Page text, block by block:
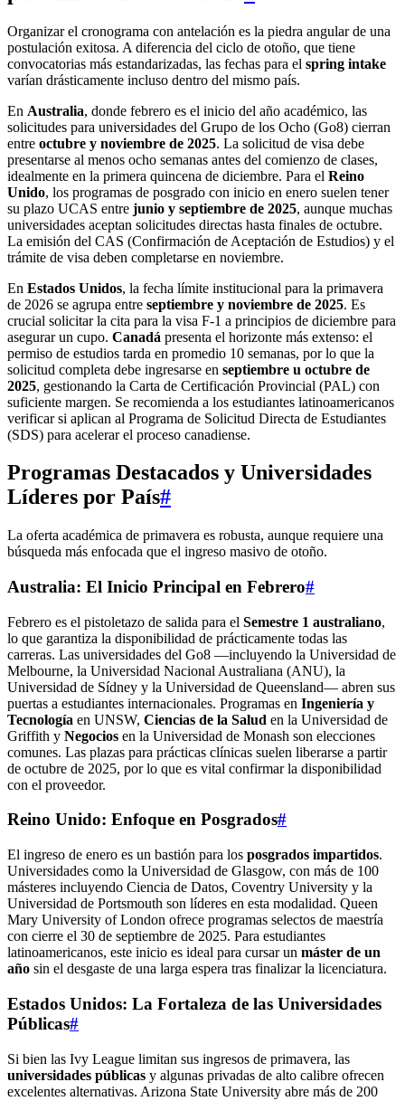
Organizar el cronograma con antelación es la piedra angular de una
postulación exitosa. A diferencia del ciclo de otoño, que tiene
convocatorias más estandarizadas, las fechas para el spring intake
varían drásticamente incluso dentro del mismo país.
En Australia, donde febrero es el inicio del año académico, las
solicitudes para universidades del Grupo de los Ocho (Go8) cierran
entre octubre y noviembre de 2025. La solicitud de visa debe
presentarse al menos ocho semanas antes del comienzo de clases,
idealmente en la primera quincena de diciembre. Para el Reino
Unido, los programas de posgrado con inicio en enero suelen tener
su plazo UCAS entre junio y septiembre de 2025, aunque muchas
universidades aceptan solicitudes directas hasta finales de octubre.
La emisión del CAS (Confirmación de Aceptación de Estudios) y el
trámite de visa deben completarse en noviembre.
En Estados Unidos, la fecha límite institucional para la primavera
de 2026 se agrupa entre septiembre y noviembre de 2025. Es
crucial solicitar la cita para la visa F-1 a principios de diciembre para
asegurar un cupo. Canadá presenta el horizonte más extenso: el
permiso de estudios tarda en promedio 10 semanas, por lo que la
solicitud completa debe ingresarse en septiembre u octubre de
2025, gestionando la Carta de Certificación Provincial (PAL) con
suficiente margen. Se recomienda a los estudiantes latinoamericanos
verificar si aplican al Programa de Solicitud Directa de Estudiantes
(SDS) para acelerar el proceso canadiense.
Programas Destacados y Universidades
Líderes por País#
La oferta académica de primavera es robusta, aunque requiere una
búsqueda más enfocada que el ingreso masivo de otoño.
Australia: El Inicio Principal en Febrero#
Febrero es el pistoletazo de salida para el Semestre 1 australiano,
lo que garantiza la disponibilidad de prácticamente todas las
carreras. Las universidades del Go8 —incluyendo la Universidad de
Melbourne, la Universidad Nacional Australiana (ANU), la
Universidad de Sídney y la Universidad de Queensland— abren sus
puertas a estudiantes internacionales. Programas en Ingeniería y
Tecnología en UNSW, Ciencias de la Salud en la Universidad de
Griffith y Negocios en la Universidad de Monash son elecciones
comunes. Las plazas para prácticas clínicas suelen liberarse a partir
de octubre de 2025, por lo que es vital confirmar la disponibilidad
con el proveedor.
Reino Unido: Enfoque en Posgrados#
El ingreso de enero es un bastión para los posgrados impartidos.
Universidades como la Universidad de Glasgow, con más de 100
másteres incluyendo Ciencia de Datos, Coventry University y la
Universidad de Portsmouth son líderes en esta modalidad. Queen
Mary University of London ofrece programas selectos de maestría
con cierre el 30 de septiembre de 2025. Para estudiantes
latinoamericanos, este inicio es ideal para cursar un máster de un
año sin el desgaste de una larga espera tras finalizar la licenciatura.
Estados Unidos: La Fortaleza de las Universidades
Públicas#
Si bien las Ivy League limitan sus ingresos de primavera, las
universidades públicas y algunas privadas de alto calibre ofrecen
excelentes alternativas. Arizona State University abre más de 200